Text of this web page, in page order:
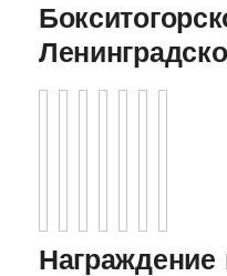
Награждение